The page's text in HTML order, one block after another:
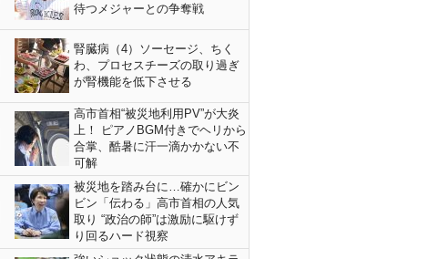
待つメジャーとの争奪戦
腎臓病（4）ソーセージ、ちく
わ、プロセスチーズの取り過ぎ
が腎機能を低下させる
高市首相“被災地利用PV”が大炎
上！ ピアノBGM付きでヘリから
合掌、酷暑に汗一滴かかない不
可解
被災地を踏み台に…確かにビン
ビン「伝わる」高市首相の人気
取り “政治の師”は激励に駆けず
り回るハード視察